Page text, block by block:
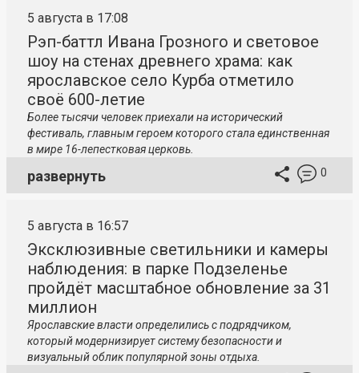
5 августа в 17:08
Рэп-баттл Ивана Грозного и световое
шоу на стенах древнего храма: как
ярославское село Курба отметило
своё 600-летие
Более тысячи человек приехали на исторический
фестиваль, главным героем которого стала единственная
в мире 16-лепестковая церковь.
развернуть 0
5 августа в 16:57
Эксклюзивные светильники и камеры
наблюдения: в парке Подзеленье
пройдёт масштабное обновление за 31
миллион
Ярославские власти определились с подрядчиком,
который модернизирует систему безопасности и
визуальный облик популярной зоны отдыха.